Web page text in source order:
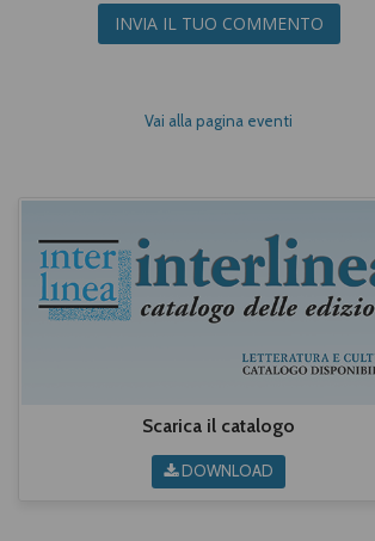
INVIA IL TUO COMMENTO
Vai alla pagina eventi
Scarica il catalogo
DOWNLOAD